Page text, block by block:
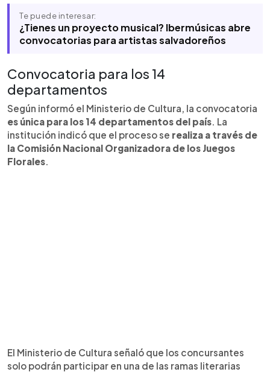
bases de participación están disponibles en el
sitio web del Ministerio de Cultura.
Te puede interesar:
¿Tienes un proyecto musical? Ibermúsicas abre
convocatorias para artistas salvadoreños
Convocatoria para los 14
departamentos
Según informó el Ministerio de Cultura, la convocatoria
es única para los 14 departamentos del país. La
institución indicó que el proceso se realiza a través de
la Comisión Nacional Organizadora de los Juegos
Florales.
El Ministerio de Cultura señaló que los concursantes
solo podrán participar en una de las ramas literarias